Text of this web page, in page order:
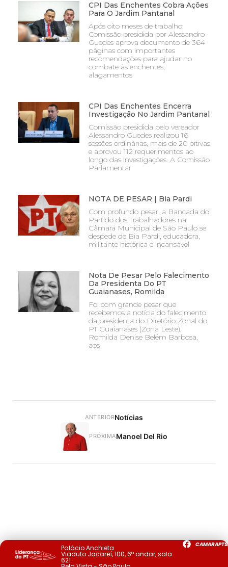
CPI Das Enchentes Cobra Ações
Para O Jardim Pantanal
Após oito meses de trabalho,
Comissão presidida por Alessandro
Guedes aprova documento de 364
páginas com importantes
recomendações para ajudar no
combate às enchentes,
alagamentos
CPI Das Enchentes Encerra
Investigação No Jardim Pantanal
Comissão presidida pelo vereador
Alessandro Guedes realizou 16
sessões ordinárias, mais de 20 oitivas
e aprovou 112 requerimentos ao
longo das investigações. A Comissão
Parlamentar
NOTA DE PESAR | Bia Pardi
Com profundo pesar, a Bancada do
Partido dos Trabalhadores na
Câmara Municipal de São Paulo se
despede de Bia Pardi, educadora,
militante histórica e incansável
Nota De Pesar Pelo Falecimento
Da Presidenta Do PT
Guaianases, Romilda
Foi com grande pesar que
recebemos a notícia do falecimento
da presidenta do Diretório Zonal do
PT Guaianases (Zona Leste),
Romilda Denise Belém Barbosa,
aos
ANTERIORNotícias
PRÓXIMAManoel Del Rio
Palácio Anchieta
Viaduto Jacareí, 100, 6º andar, sala
621